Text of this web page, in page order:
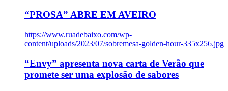
“PROSA” ABRE EM AVEIRO
https://www.ruadebaixo.com/wp-
content/uploads/2023/07/sobremesa-golden-hour-335x256.jpg
“Envy” apresenta nova carta de Verão que
promete ser uma explosão de sabores